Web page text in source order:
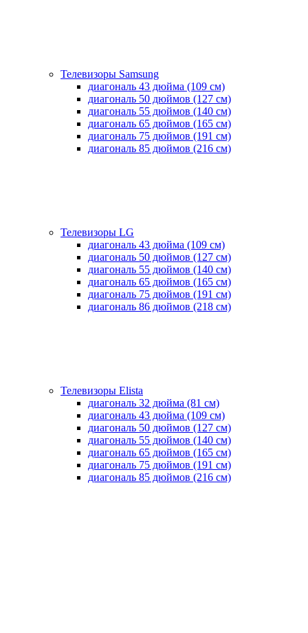
Телевизоры Samsung
диагональ 43 дюйма (109 см)
диагональ 50 дюймов (127 см)
диагональ 55 дюймов (140 cм)
диагональ 65 дюймов (165 cм)
диагональ 75 дюймов (191 см)
диагональ 85 дюймов (216 см)
Телевизоры LG
диагональ 43 дюйма (109 см)
диагональ 50 дюймов (127 см)
диагональ 55 дюймов (140 cм)
диагональ 65 дюймов (165 cм)
диагональ 75 дюймов (191 см)
диагональ 86 дюймов (218 см)
Телевизоры Elista
диагональ 32 дюйма (81 см)
диагональ 43 дюйма (109 см)
диагональ 50 дюймов (127 см)
диагональ 55 дюймов (140 cм)
диагональ 65 дюймов (165 cм)
диагональ 75 дюймов (191 см)
диагональ 85 дюймов (216 см)